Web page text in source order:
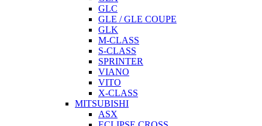
GLC
GLE / GLE COUPE
GLK
M-CLASS
S-CLASS
SPRINTER
VIANO
VITO
X-CLASS
MITSUBISHI
ASX